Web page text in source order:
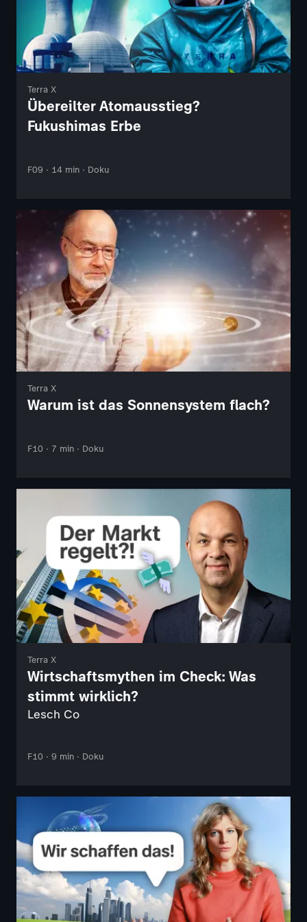
Terra X
Übereilter Atomausstieg?
Fukushimas Erbe
F09 · 14 min · Doku
Terra X
Warum ist das Sonnensystem flach?
F10 · 7 min · Doku
Terra X
Wirtschaftsmythen im Check: Was
stimmt wirklich?
Lesch Co
F10 · 9 min · Doku